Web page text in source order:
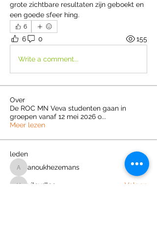
grote zichtbare resultaten zijn geboekt en
een goede sfeer hing.
6
6 0 155
Write a comment...
Over
De ROC MN Veva studenten gaan in
groepen vanaf 12 mei 2026 o...
Meer lezen
leden
anoukhezemans
anoukhezemans Volgen
vilevdlee Volgen